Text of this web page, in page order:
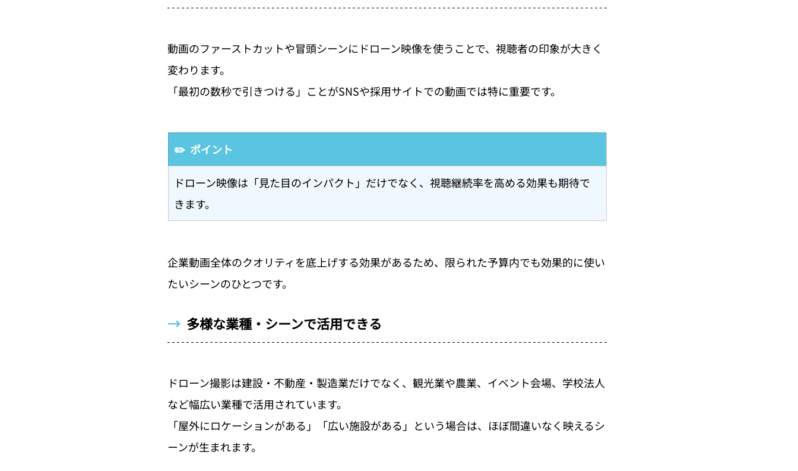
動画のファーストカットや冒頭シーンにドローン映像を使うことで、視聴者の印象が大きく
変わります。
「最初の数秒で引きつける」ことがSNSや採用サイトでの動画では特に重要です。
✏️  ポイント
ドローン映像は「見た目のインパクト」だけでなく、視聴継続率を高める効果も期待で
きます。
企業動画全体のクオリティを底上げする効果があるため、限られた予算内でも効果的に使い
たいシーンのひとつです。
→ 多様な業種・シーンで活用できる
ドローン撮影は建設・不動産・製造業だけでなく、観光業や農業、イベント会場、学校法人
など幅広い業種で活用されています。
「屋外にロケーションがある」「広い施設がある」という場合は、ほぼ間違いなく映えるシ
ーンが生まれます。